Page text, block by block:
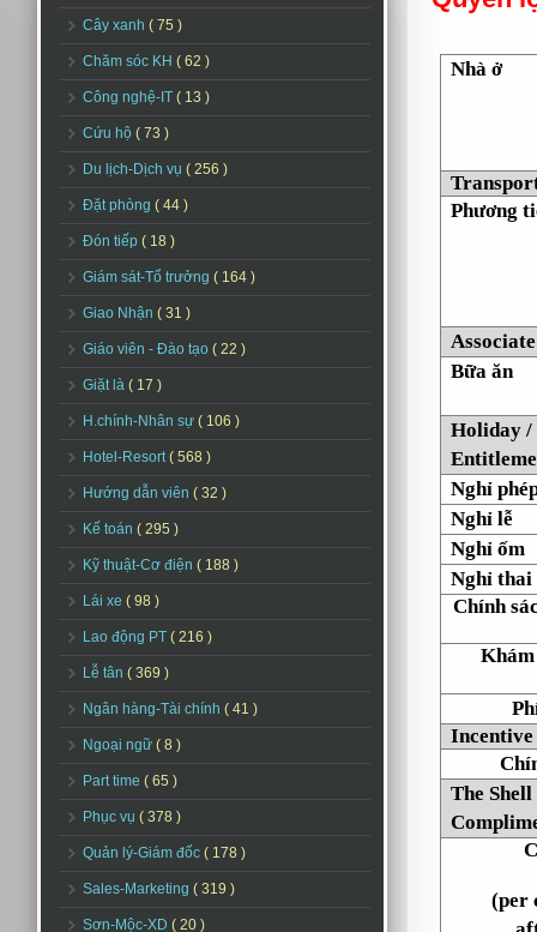
Cây xanh ( 75 )
Chăm sóc KH ( 62 )
Công nghệ-IT ( 13 )
Cứu hộ ( 73 )
Du lịch-Dịch vụ ( 256 )
Đặt phòng ( 44 )
Đón tiếp ( 18 )
Giám sát-Tổ trưởng ( 164 )
Giao Nhận ( 31 )
Giáo viên - Đào tạo ( 22 )
Giặt là ( 17 )
H.chính-Nhân sự ( 106 )
Hotel-Resort( 568 )
Hướng dẫn viên ( 32 )
Kế toán ( 295 )
Kỹ thuật-Cơ điện ( 188 )
Lái xe ( 98 )
Lao động PT ( 216 )
Lễ tân ( 369 )
Ngân hàng-Tài chính ( 41 )
Ngoại ngữ ( 8 )
Part time ( 65 )
Phục vụ ( 378 )
Quản lý-Giám đốc ( 178 )
Sales-Marketing ( 319 )
Sơn-Mộc-XD ( 20 )
Nhà ở
Phương
Bữa ăn
Holiday /
Nghỉ
Nghỉ lễ
Nghỉ ốm
Nghỉ thai
Chính
Khám
Incentive
The Shell
(per